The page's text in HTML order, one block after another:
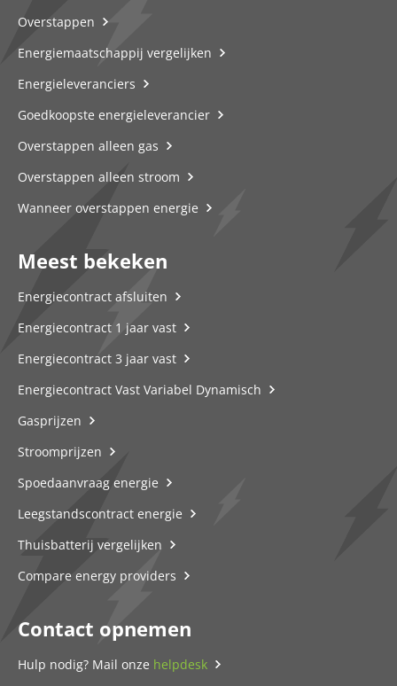
Overstappen
Energiemaatschappij vergelijken
Energieleveranciers
Goedkoopste energieleverancier
Overstappen alleen gas
Overstappen alleen stroom
Wanneer overstappen energie
Meest bekeken
Energiecontract afsluiten
Energiecontract 1 jaar vast
Energiecontract 3 jaar vast
Energiecontract Vast Variabel Dynamisch
Gasprijzen
Stroomprijzen
Spoedaanvraag energie
Leegstandscontract energie
Thuisbatterij vergelijken
Compare energy providers
Contact opnemen
Hulp nodig? Mail onze helpdesk